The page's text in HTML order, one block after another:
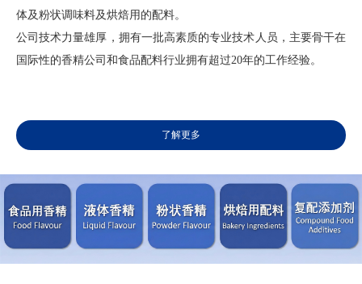
体及粉状调味料及烘焙用的配料。
公司技术力量雄厚，拥有一批高素质的专业技术人员，主要骨干在
国际性的香精公司和食品配料行业拥有超过20年的工作经验。
了解更多